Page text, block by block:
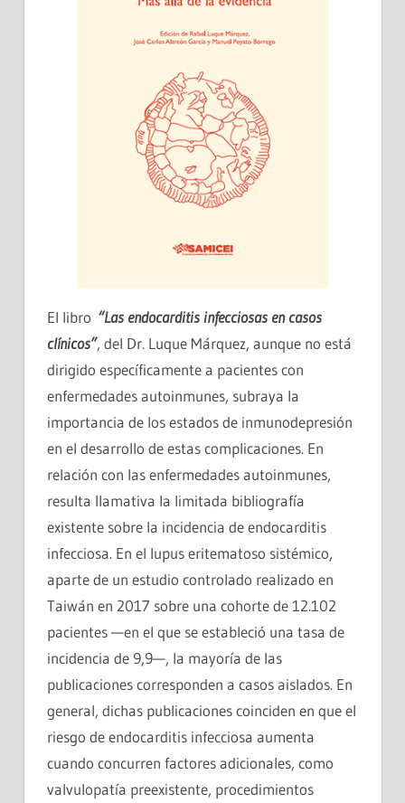
El libro “Las endocarditis infecciosas en casos
clínicos”, del Dr. Luque Márquez, aunque no está
dirigido específicamente a pacientes con
enfermedades autoinmunes, subraya la
importancia de los estados de inmunodepresión
en el desarrollo de estas complicaciones. En
relación con las enfermedades autoinmunes,
resulta llamativa la limitada bibliografía
existente sobre la incidencia de endocarditis
infecciosa. En el lupus eritematoso sistémico,
aparte de un estudio controlado realizado en
Taiwán en 2017 sobre una cohorte de 12.102
pacientes —en el que se estableció una tasa de
incidencia de 9,9—, la mayoría de las
publicaciones corresponden a casos aislados. En
general, dichas publicaciones coinciden en que el
riesgo de endocarditis infecciosa aumenta
cuando concurren factores adicionales, como
valvulopatía preexistente, procedimientos